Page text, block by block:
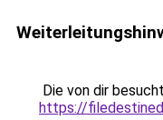
Die von dir
https://